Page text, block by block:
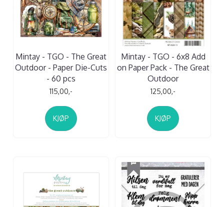
Mintay - TGO - The Great
Outdoor - Paper Die-Cuts
- 60 pcs
115,00,-
KJØP
Mintay - TGO - 6x8 Add
on Paper Pack - The Great
Outdoor
125,00,-
KJØP